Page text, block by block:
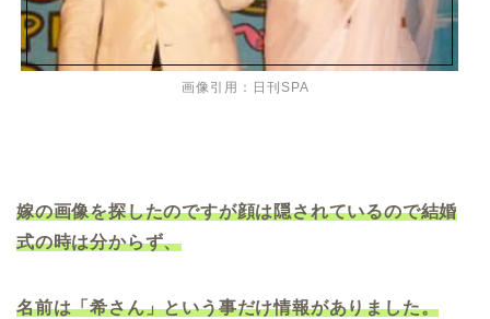
画像引用：日刊SPA
嫁の画像を探したのですが顔は隠されているので結婚
式の時は分からず、
名前は「希さん」という事だけ情報がありました。